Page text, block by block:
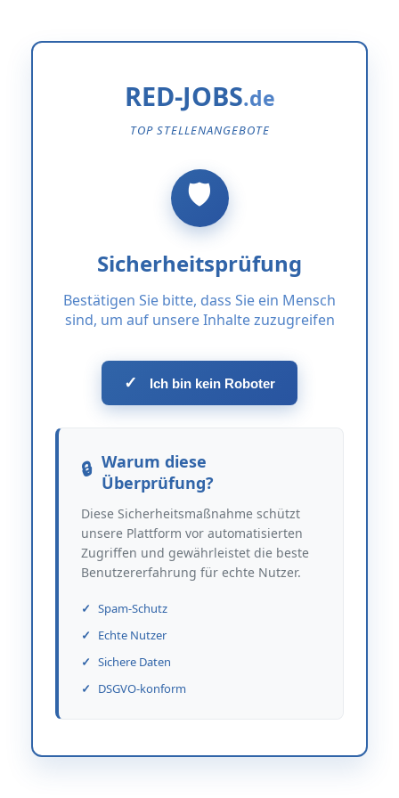
RED-JOBS
TOP STELLENANGEBOTE
Sicherheitsprüfung
Bestätigen Sie bitte, dass Sie ein Mensch
sind, um auf unsere Inhalte zuzugreifen
✓ Ich bin kein Roboter
Warum diese
Überprüfung?
Diese Sicherheitsmaßnahme schützt
unsere Plattform vor automatisierten
Zugriffen und gewährleistet die beste
Benutzererfahrung für echte Nutzer.
Spam-Schutz
Echte Nutzer
Sichere Daten
DSGVO-konform